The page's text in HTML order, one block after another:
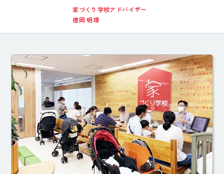
家づくり学校アドバイザー
德岡 明理